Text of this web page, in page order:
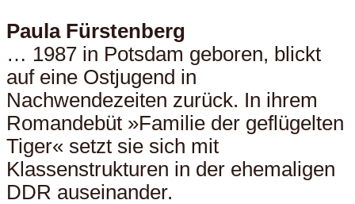
Paula Fürstenberg
… 1987 in Potsdam geboren, blickt
auf eine Ostjugend in
Nachwendezeiten zurück. In ihrem
Romandebüt »Familie der geflügelten
Tiger« setzt sie sich mit
Klassenstrukturen in der ehemaligen
DDR auseinander.